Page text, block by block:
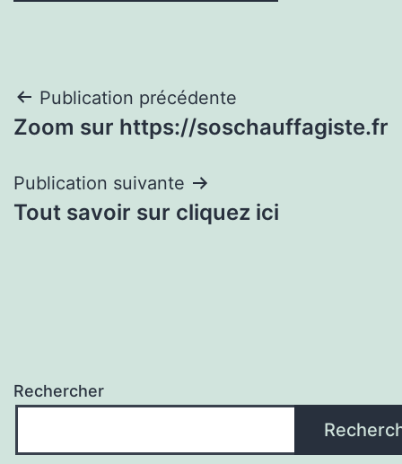
Navigation
de
l’article
Publication précédente
Zoom sur https://soschauffagiste.fr
Publication suivante
Tout savoir sur cliquez ici
Rechercher